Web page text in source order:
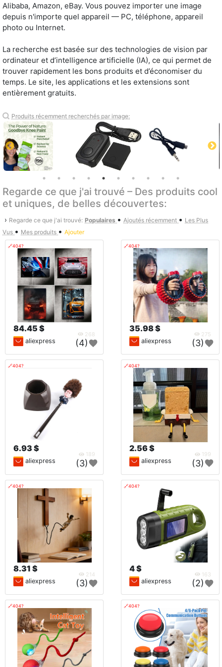
Alibaba, Amazon, eBay. Vous pouvez importer une image
depuis n'importe quel appareil — PC, téléphone, appareil
photo ou Internet.
La recherche est basée sur des technologies de vision par
ordinateur et d’intelligence artificielle (IA), ce qui permet de
trouver rapidement les bons produits et d’économiser du
temps. Le site, les applications et les extensions sont
entièrement gratuits.
Produits récemment recherchés par image:
Regarde ce que j'ai trouvé – Des produits cool
et uniques, de belles découvertes:
› Regarde ce que j'ai trouvé: Populaires • Ajoutés récemment • Les Plus
Vus • Mes produits • Ajouter
🔗404?
84.45 $
268
aliexpress (4)
🔗404?
35.98 $
275
aliexpress (3)
🔗404?
6.93 $
189
aliexpress (3)
🔗404?
2.56 $
199
aliexpress (3)
🔗404?
8.31 $
214
aliexpress (3)
🔗404?
4 $
163
aliexpress (2)
🔗404? 🔗404?